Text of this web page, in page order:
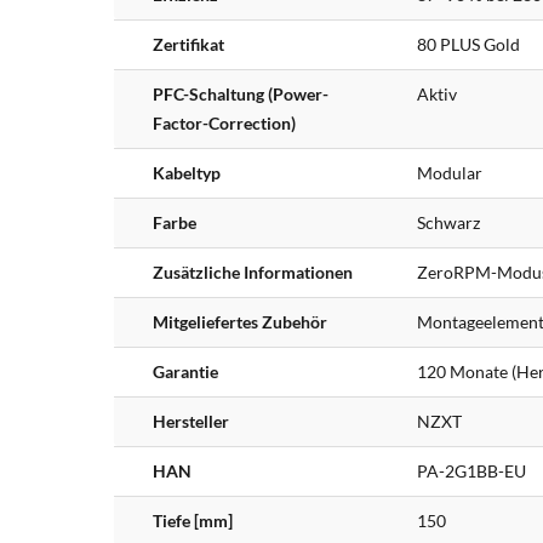
Zertifikat 80 PLUS Gold
PFC-Schaltung (Power-
Factor-Correction)
Aktiv
Kabeltyp Modular
Farbe Schwarz
Zusätzliche Informationen ZeroRPM-
Mitgeliefertes Zubehör
Garantie 120 Monate
Hersteller NZXT
HAN PA-2G1BB-EU
Tiefe [mm] 150